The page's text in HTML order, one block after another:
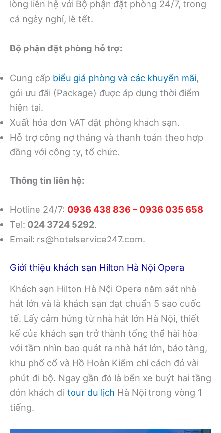
lòng liên hệ với Bộ phận đặt phòng 24/7, trong
cả ngày nghỉ, lễ tết.
Bộ phận đặt phòng hỗ trợ:
Cung cấp biểu giá phòng và các khuyến mãi,
gói ưu đãi (Package) được áp dụng thời điểm
hiện tại.
Xuất hóa đơn VAT đặt phòng khách sạn.
Hỗ trợ công nợ tháng và thanh toán theo hợp
đồng với công ty, tổ chức.
Thông tin liên hệ:
Hotline 24/7: 0936 438 836 – 0936 035 658
Tel: 024 3724 5292.
Email: rs@hotelservice247.com.
Giới thiệu khách sạn Hilton Hà Nội Opera
Khách sạn Hilton Hà Nội Opera nằm sát nhà
hát lớn và là khách sạn đạt chuẩn 5 sao quốc
tế. Lấy cảm hứng từ nhà hát lớn Hà Nội, thiết
kế của khách sạn trở thành tổng thể hài hòa
với tầm nhìn bao quát ra nhà hát lớn, bảo tàng,
khu phố cổ và Hồ Hoàn Kiếm chỉ cách đó vài
phút đi bộ. Ngay gần đó là bến xe buýt hai tầng
đón khách đi tour du lịch Hà Nội trong vòng 1
tiếng.